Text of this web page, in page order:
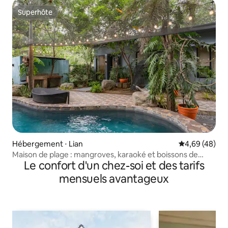
Superhôte
Superhôte
Hébergement ⋅ Lian Évaluation
4,69 (48)
Maison de plage : mangroves, karaoké et boissons de
bienvenue
Le confort d'un chez-soi et des tarifs
mensuels avantageux